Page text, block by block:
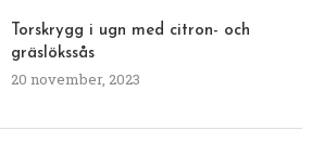
Torskrygg i ugn med citron- och
gräslökssås
20 november, 2023